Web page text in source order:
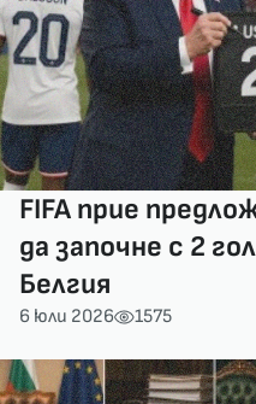
FIFA прие
да започне с 2
Белгия
6 юли 2026 1575